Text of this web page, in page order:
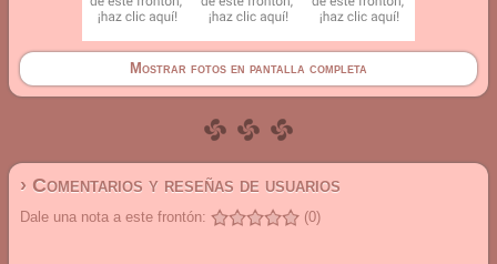
Mostrar fotos en pantalla completa
› Comentarios y reseñas de usuarios
Dale una nota a este frontón: (0)